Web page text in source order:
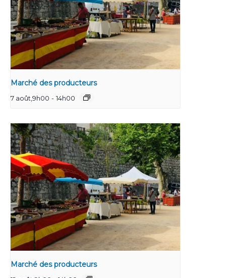
Marché des producteurs
7 août,9h00 - 14h00
Marché des producteurs